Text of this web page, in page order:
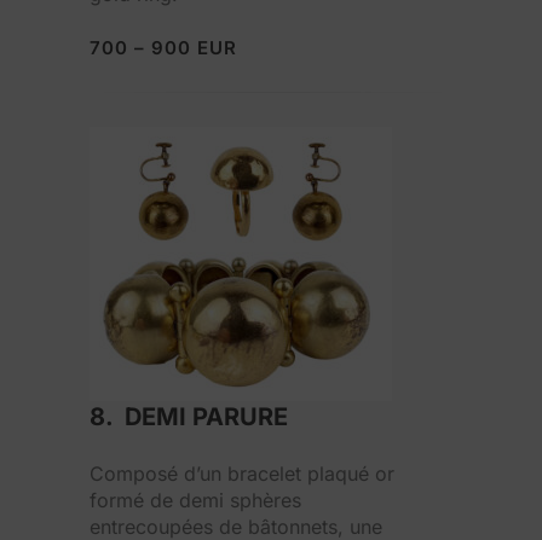
700 – 900 EUR
8. DEMI PARURE
Composé d’un bracelet plaqué or
formé de demi sphères
entrecoupées de bâtonnets, une